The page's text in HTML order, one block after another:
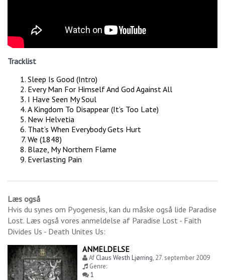
Tracklist
Sleep Is Good (Intro)
Every Man For Himself And God Against All
I Have Seen My Soul
A Kingdom To Disappear (It’s Too Late)
New Helvetia
That’s When Everybody Gets Hurt
We (1848)
Blaze, My Northern Flame
Everlasting Pain
Læs også
Hvis du synes om Pyogenesis, kan du måske også lide Paradise
Lost. Læs også vores anmeldelse af Paradise Lost - Faith
Divides Us - Death Unites Us:
ANMELDELSE
Af Claus Westh Ljørring, 27. september 2009
Genre:
1